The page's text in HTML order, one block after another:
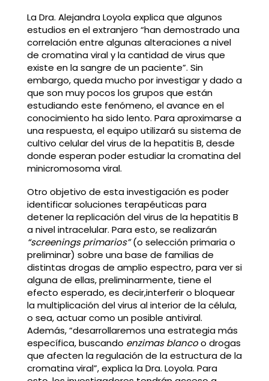
La Dra. Alejandra Loyola explica que algunos
estudios en el extranjero “han demostrado una
correlación entre algunas alteraciones a nivel
de cromatina viral y la cantidad de virus que
existe en la sangre de un paciente”. Sin
embargo, queda mucho por investigar y dado a
que son muy pocos los grupos que están
estudiando este fenómeno, el avance en el
conocimiento ha sido lento. Para aproximarse a
una respuesta, el equipo utilizará su sistema de
cultivo celular del virus de la hepatitis B, desde
donde esperan poder estudiar la cromatina del
minicromosoma viral.
Otro objetivo de esta investigación es poder
identificar soluciones terapéuticas para
detener la replicación del virus de la hepatitis B
a nivel intracelular. Para esto, se realizarán
“screenings primarios”(o selección primaria o
preliminar) sobre una base de familias de
distintas drogas de amplio espectro, para ver si
alguna de ellas, preliminarmente, tiene el
efecto esperado, es decir,interferir o bloquear
la multiplicación del virus al interior de la célula,
o sea, actuar como un posible antiviral.
Además, “desarrollaremos una estrategia más
específica, buscando enzimas blancoo drogas
que afecten la regulación de la estructura de la
cromatina viral”, explica la Dra. Loyola. Para